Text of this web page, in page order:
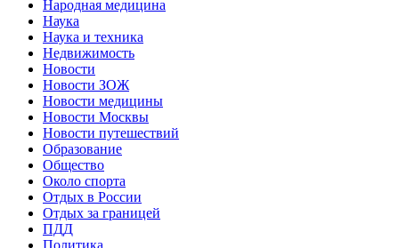
Народная медицина
Наука
Наука и техника
Недвижимость
Новости
Новости ЗОЖ
Новости медицины
Новости Москвы
Новости путешествий
Образование
Общество
Около спорта
Отдых в России
Отдых за границей
ПДД
Политика